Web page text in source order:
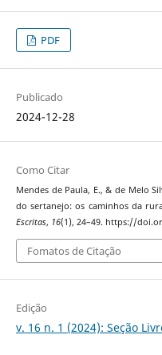
PDF
Publicado
2024-12-28
Como Citar
Mendes de Paula, E., & de Melo
do sertanejo: os caminhos da
Escritas, 16(1), 24–49. https://
Fomatos de Citação
Edição
v. 16 n. 1 (2024): Seção